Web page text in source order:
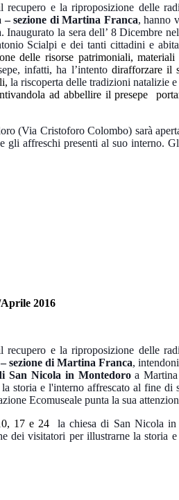
e la riproposizione delle
– sezione di Martina Franca, hanno
la sera dell’ 8 Dicembre
Scialpi e dei tanti cittadini e
delle risorse patrimoniali,
infatti, ha l’intento dirafforzare il
la riscoperta delle tradizioni natalizie
ad abbellire il presepe
(Via Cristoforo Colombo) sarà
gli affreschi presenti al suo interno.
2016
e la riproposizione delle
sezione di Martina Franca,
San Nicola in Montedoroa Martina
storia e l'interno affrescato al fine di
Ecomuseale punta la sua
17 e 24
la chiesa di San Nicola
dei visitatori per illustrarne la storia